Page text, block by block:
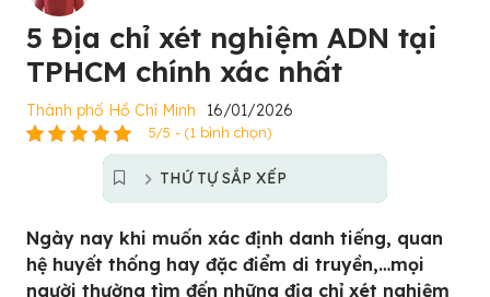
5 Địa chỉ xét nghiệm ADN tại
TPHCM chính xác nhất
Thành phố Hồ Chí Minh 16/01/2026
5/5 - (1 bình chọn)
THỨ TỰ SẮP XẾP
Ngày nay khi muốn xác định danh tiếng, quan
hệ huyết thống hay đặc điểm di truyền,…mọi
người thường tìm đến những địa chỉ xét nghiệm